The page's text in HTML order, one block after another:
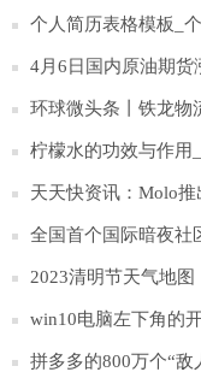
季报告的第83起疫情
个人简历表格模板_
4月6日国内原油期货
环球微头条丨铁龙物
柠檬水的功效与作用
天天快资讯：Molo
全国首个国际暗夜社
2023清明节天气地
win10电脑左下角的
不见|环球微头条
拼多多的800万个“敌